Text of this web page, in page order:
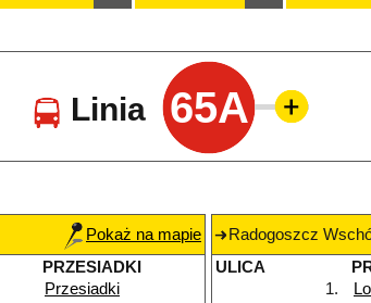
Linia 65A
Pokaż na mapie
PRZESIADKI
Przesiadki
Radogoszcz
ULICA
1.